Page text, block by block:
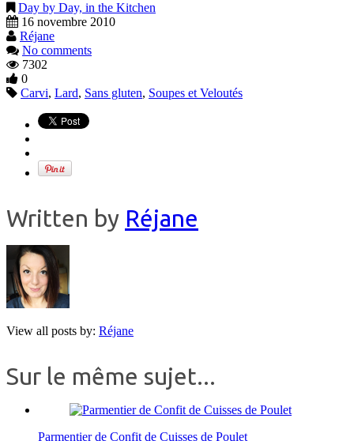
Day by Day, in the Kitchen
16 novembre 2010
Réjane
No comments
7302
0
Carvi, Lard, Sans gluten, Soupes et Veloutés
Written by Réjane
View all posts by: Réjane
Sur le même sujet...
Parmentier de Confit de Cuisses de Poulet